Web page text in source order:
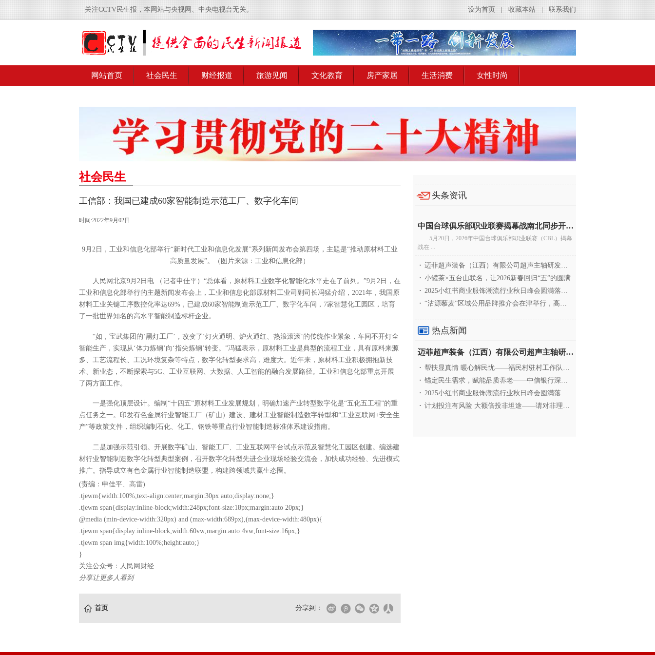
关注CCTV民生报，本网站与央视网、中央电视台无关。 联系我们
收藏本站
设为首页
网站首页 社会民生 财经报道 旅游见闻 文化教育 房产家居 生活消费 女性时尚
社会民生
工信部：我国已建成60家智能制造示范工厂、数字化车间
时间:2022年9月02日
9月2日，工业和信息化部举行“新时代工业和信息化发展”系列新闻发布会第四场，主题是“推动原材料工业
高质量发展”。（图片来源：工业和信息化部）
人民网北京9月2日电 （记者申佳平）“总体看，原材料工业数字化智能化水平走在了前列。”9月2日，在
工业和信息化部举行的主题新闻发布会上，工业和信息化部原材料工业司副司长冯猛介绍，2021年，我国原
材料工业关键工序数控化率达69%，已建成60家智能制造示范工厂、数字化车间，7家智慧化工园区，培育
了一批世界知名的高水平智能制造标杆企业。
“如，宝武集团的‘黑灯工厂’，改变了‘灯火通明、炉火通红、热浪滚滚’的传统作业景象，车间不开灯全
智能生产，实现从‘体力炼钢’向‘指尖炼钢’转变。 ”冯猛表示， 原材料工业是典型的流程工业，具有原料来源
多、工艺流程长、工况环境复杂等特点，数字化转型要求高，难度大。近年来，原材料工业积极拥抱新技
术、新业态，不断探索与5G、工业互联网、大数据、人工智能的融合发展路径。工业和信息化部重点开展
了两方面工作。
一是强化顶层设计。编制“十四五”原材料工业发展规划，明确加速产业转型数字化是“五化五工程”的重
点任务之一。印发有色金属行业智能工厂（矿山）建设、建材工业智能制造数字转型和“工业互联网+安全生
产”等政策文件，组织编制石化、化工、钢铁等重点行业智能制造标准体系建设指南。
二是加强示范引领。开展数字矿山、智能工厂、工业互联网平台试点示范及智慧化工园区创建。编选建
材行业智能制造数字化转型典型案例，召开数字化转型先进企业现场经验交流会，加快成功经验、先进模式
推广。指导成立有色金属行业智能制造联盟，构建跨领域共赢生态圈。
(责编：申佳平、高雷)
.tjewm{width:100%;text-align:center;margin:30px auto;display:none;}
.tjewm span{display:inline-block;width:248px;font-size:18px;margin:auto 20px;}
@media (min-device-width:320px) and (max-width:689px),(max-device-width:480px){
.tjewm span{display:inline-block;width:60vw;margin:auto 4vw;font-size:16px;}
.tjewm span img{width:100%;height:auto;}
}
关注公众号：人民网财经
分享让更多人看到
首页 分享到：
头条资讯
中国台球俱乐部职业联赛揭幕战南北同步开杆 首届CBL
5月20日，2026年中国台球俱乐部职业联赛（CBL）揭幕
战在 ...
· 迈菲超声装备（江西）有限公司超声主轴研发和生产项
· 小罐茶×五台山联名，让2026新春回归“五”的圆满
· 2025小红书商业服饰潮流行业秋日峰会圆满落幕，携手
· “沽源藜麦”区域公用品牌推介会在津举行，高蛋白产业
热点新闻
迈菲超声装备（江西）有限公司超声主轴研发和生产项
· 帮扶显真情 暖心解民忧——福民村驻村工作队与村委心系
· 锚定民生需求，赋能品质养老——中信银行深圳分行养老
· 2025小红书商业服饰潮流行业秋日峰会圆满落幕，携手
· 计划投注有风险 大额倍投非坦途——请对非理性购彩说“